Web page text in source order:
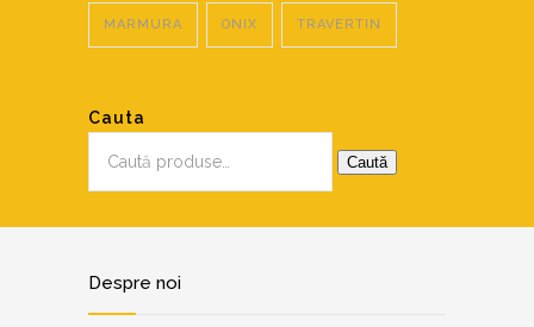
MARMURA ONIX TRAVERTIN
Cauta
Caută
după:
Caută
Despre noi